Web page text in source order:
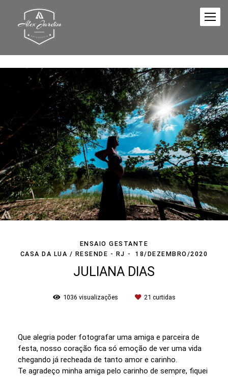
ENSAIO GESTANTE
CASA DA LUA / RESENDE - RJ
18/DEZEMBRO/2020
JULIANA DIAS
1036 visualizações 21 curtidas
Que alegria poder fotografar uma amiga e parceira de
festa, nosso coração fica só emoção de ver uma vida
chegando já recheada de tanto amor e carinho.
Te agradeço minha amiga pelo carinho de sempre, fiquei